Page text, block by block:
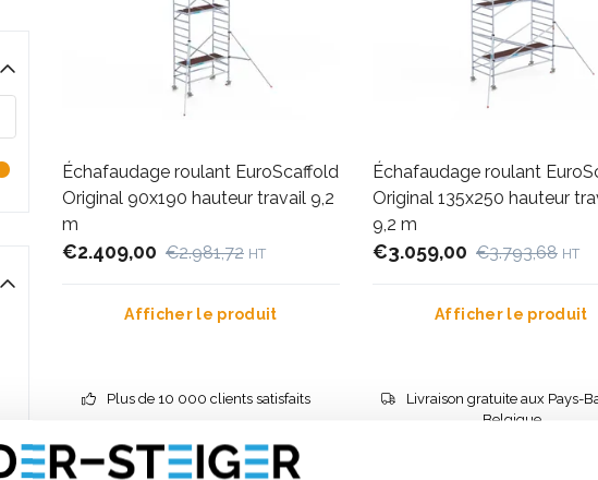
Échafaudage roulant EuroScaffold
Original 90x190 hauteur travail 9,2
m
€2.409,00 €2.981,72 HT
Afficher le produit
Échafaudage roulant
Original 135x250 hauteur
9,2 m
€3.059,00 €3.793,68 HT
Afficher le produit
Plus de 10 000 clients satisfaits
Livraison gratuite aux Pays-
Belgique